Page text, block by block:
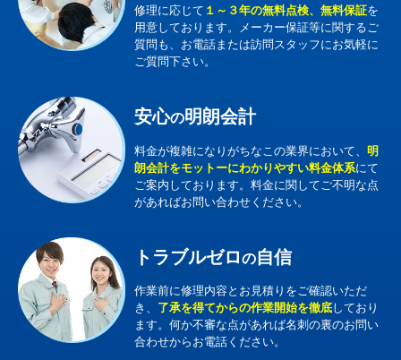
修理に応じて １～３年の無料点検、無料保証を
用意しております。メーカー保証等に関するご
質問も、お電話または訪問スタッフにお気軽に
ご質問下さい。
安心の明朗会計
料金が複雑になりがちなこの業界において、 明
朗会計をモットーにわかりやすい料金体系にて
ご案内しております。料金に関してご不明な点
があればお問い合わせください。
トラブルゼロの自信
作業前に修理内容とお見積りをご確認いただ
き、 了承を得てからの作業開始を徹底しており
ます。何か不審な点があれば名刺の裏のお問い
合わせからお電話ください。